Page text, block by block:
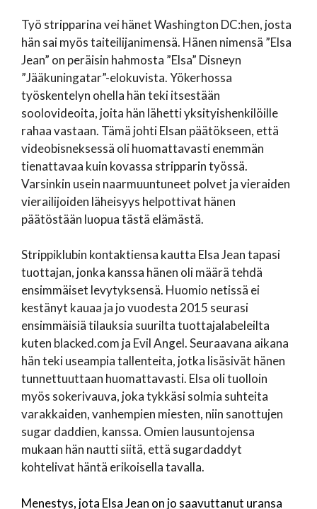
Työ stripparina vei hänet Washington DC:hen, josta
hän sai myös taiteilijanimensä. Hänen nimensä ”Elsa
Jean” on peräisin hahmosta ”Elsa” Disneyn
”Jääkuningatar”-elokuvista. Yökerhossa
työskentelyn ohella hän teki itsestään
soolovideoita, joita hän lähetti yksityishenkilöille
rahaa vastaan. Tämä johti Elsan päätökseen, että
videobisneksessä oli huomattavasti enemmän
tienattavaa kuin kovassa stripparin työssä.
Varsinkin usein naarmuuntuneet polvet ja vieraiden
vierailijoiden läheisyys helpottivat hänen
päätöstään luopua tästä elämästä.
Strippiklubin kontaktiensa kautta Elsa Jean tapasi
tuottajan, jonka kanssa hänen oli määrä tehdä
ensimmäiset levytyksensä. Huomio netissä ei
kestänyt kauaa ja jo vuodesta 2015 seurasi
ensimmäisiä tilauksia suurilta tuottajalabeleilta
kuten blacked.com ja Evil Angel. Seuraavana aikana
hän teki useampia tallenteita, jotka lisäsivät hänen
tunnettuuttaan huomattavasti. Elsa oli tuolloin
myös sokerivauva, joka tykkäsi solmia suhteita
varakkaiden, vanhempien miesten, niin sanottujen
sugar daddien, kanssa. Omien lausuntojensa
mukaan hän nautti siitä, että sugardaddyt
kohtelivat häntä erikoisella tavalla.
Menestys, jota Elsa Jean on jo saavuttanut uransa